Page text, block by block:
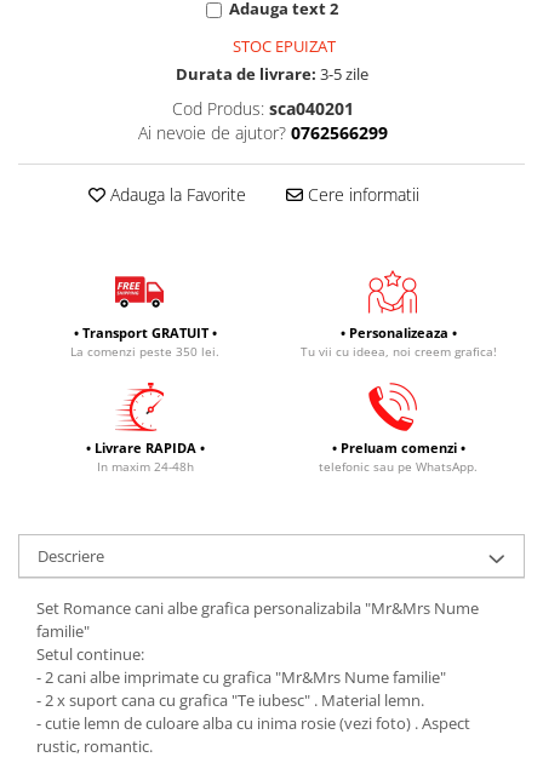
Adauga text 2
STOC EPUIZAT
Durata de livrare: 3-5 zile
Cod Produs: sca040201
Ai nevoie de ajutor? 0762566299
Adauga la Favorite Cere informatii
• Transport GRATUIT •
La comenzi peste 350 lei.
• Personalizeaza •
Tu vii cu ideea, noi creem grafica!
• Livrare RAPIDA •
In maxim 24-48h
• Preluam comenzi •
telefonic sau pe WhatsApp.
Descriere
Set Romance cani albe grafica personalizabila "Mr&Mrs Nume
familie"
Setul continue:
- 2 cani albe imprimate cu grafica "Mr&Mrs Nume familie"
- 2 x suport cana cu grafica "Te iubesc" . Material lemn.
- cutie lemn de culoare alba cu inima rosie (vezi foto) . Aspect
rustic, romantic.